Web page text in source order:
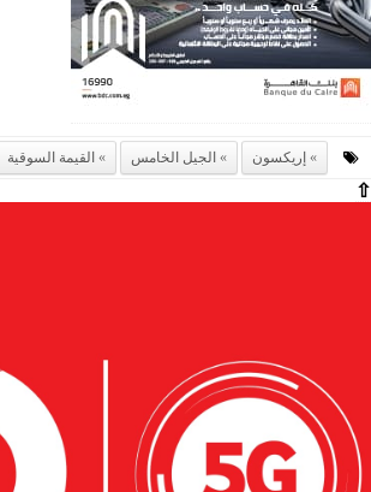
إريكسون الجيل الخامس القيمة السوقية
⇧